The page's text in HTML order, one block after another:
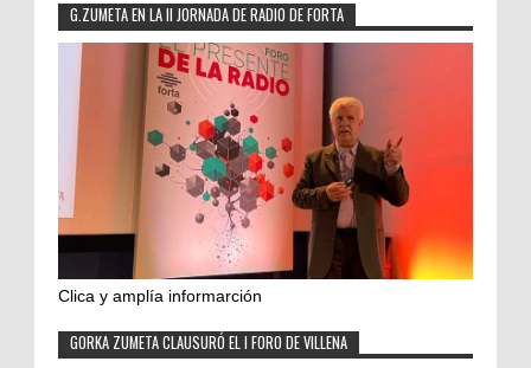
G.ZUMETA EN LA II JORNADA DE RADIO DE FORTA
Clica y amplía informarción
GORKA ZUMETA CLAUSURÓ EL I FORO DE VILLENA